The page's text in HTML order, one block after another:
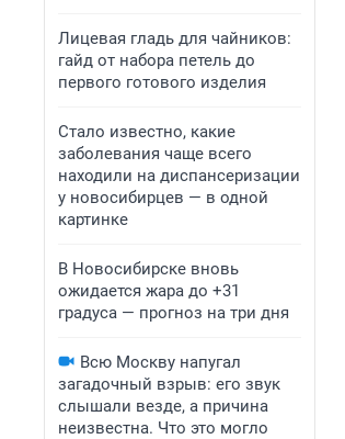
Лицевая гладь для чайников:
гайд от набора петель до
первого готового изделия
Стало известно, какие
заболевания чаще всего
находили на диспансеризации
у новосибирцев — в одной
картинке
В Новосибирске вновь
ожидается жара до +31
градуса — прогноз на три дня
Всю Москву напугал
загадочный взрыв: его звук
слышали везде, а причина
неизвестна. Что это могло